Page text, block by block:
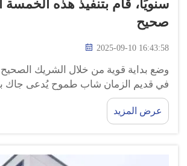
سنويًا، قام بتنفيذ هذه
صحيح
2025-09-10 16:43:58
وضع بداية قوية من خلال الشريك
في قديم الزمان شاب طموح يُدعى جاك
المهني بمتجر صغير يبيع حرفيات يدوية.
دراية تامة بأهمية اختيار الشريك المناسب
عرض المزيد